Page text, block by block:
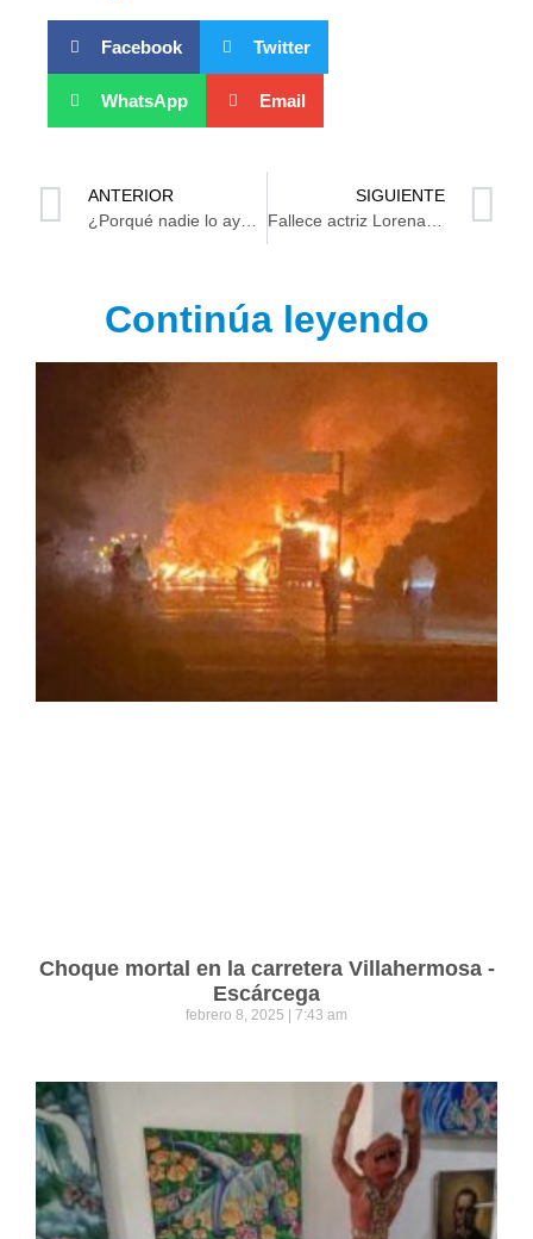
Facebook Twitter
WhatsApp Email
ANTERIOR
SIGUIENTE
Continúa leyendo
Choque mortal en la carretera Villahermosa -
Escárcega
febrero 8, 2025 7:43 am